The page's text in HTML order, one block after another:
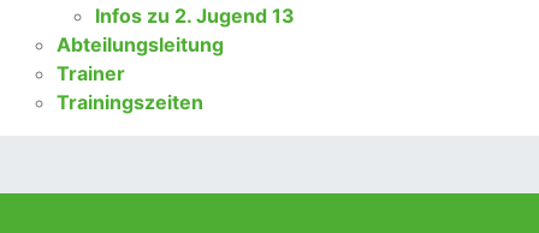
Infos zu 2. Jugend 13
Abteilungsleitung
Trainer
Trainingszeiten